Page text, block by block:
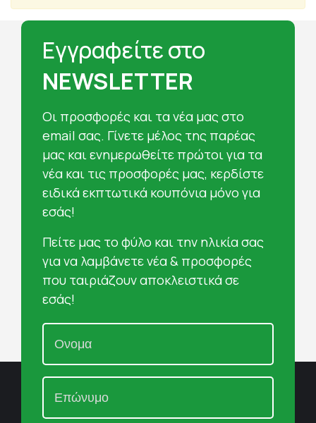
Εγγραφείτε στο
NEWSLETTER
Oι προσφορές και τα νέα μας στο
email σας. Γίνετε μέλος της παρέας
μας και ενημερωθείτε πρώτοι για τα
νέα και τις προσφορές μας, κερδίστε
ειδικά εκπτωτικά κουπόνια μόνο για
εσάς!
Πείτε μας το φύλο και την ηλικία σας
για να λαμβάνετε νέα & προσφορές
που ταιριάζουν αποκλειστικά σε
εσάς!